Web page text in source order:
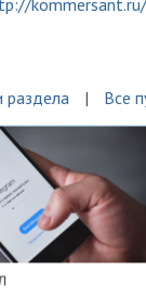
раздела Все